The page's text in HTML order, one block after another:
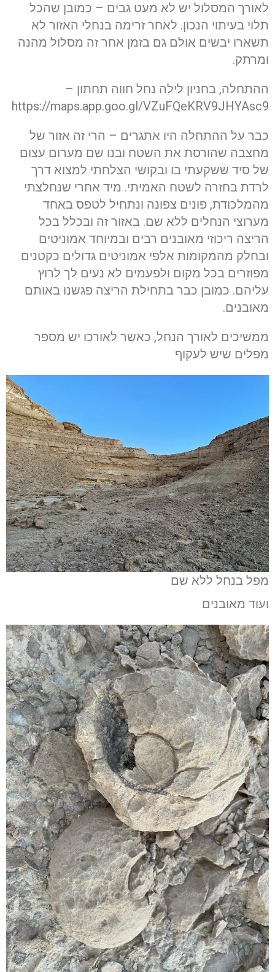
לאורך המסלול יש לא מעט גבים – כמובן שהכל
תלוי בעיתוי הנכון. לאחר זרימה בנחלי האזור לא
תשארו יבשים אולם גם בזמן אחר זה מסלול מהנה
ומרתק.
ההתחלה, בחניון לילה נחל חווה תחתון –
https://maps.app.goo.gl/VZuFQeKRV9JHYAsc9
כבר על ההתחלה היו אתגרים – הרי זה אזור של
מחצבה שהורסת את השטח ובנו שם מערום עצום
של סיד ששקעתי בו ובקושי הצלחתי למצוא דרך
לרדת בחזרה לשטח האמיתי. מיד אחרי שנחלצתי
מהמלכודת, פונים צפונה ונתחיל לטפס באחד
מערוצי הנחלים ללא שם. באזור זה ובכלל בכל
הריצה ריכוזי מאובנים רבים ובמיוחד אמוניטים
ובחלק מהמקומות אלפי אמוניטים גדולים כקטנים
מפוזרים בכל מקום ולפעמים לא נעים לך לרוץ
עליהם. כמובן כבר בתחילת הריצה פגשנו באותם
מאובנים.
ממשיכים לאורך הנחל, כאשר לאורכו יש מספר
מפלים שיש לעקוף
מפל בנחל ללא שם
ועוד מאובנים